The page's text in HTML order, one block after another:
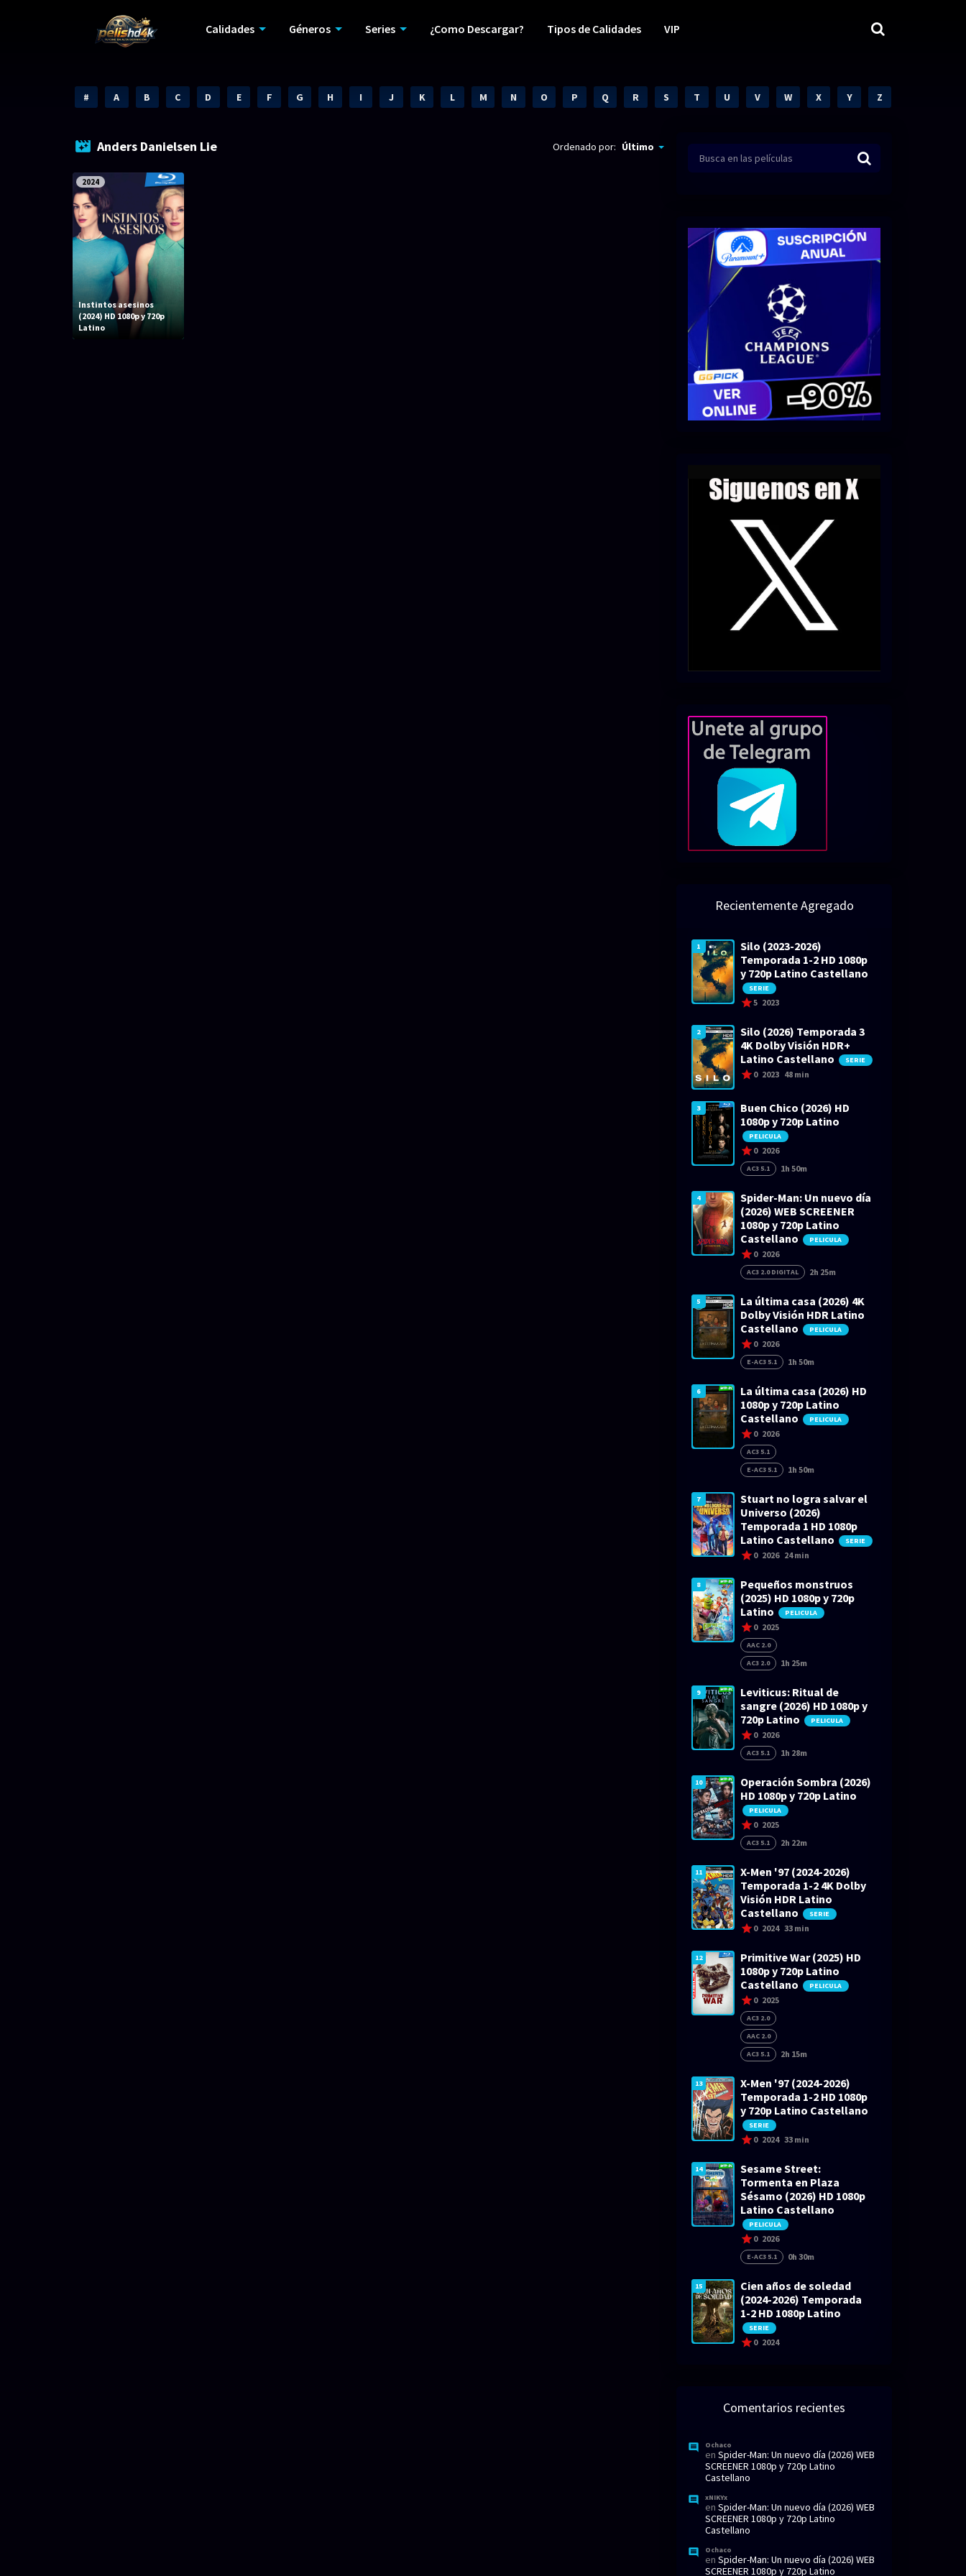
Calidades Géneros Series ¿Como Descargar? Tipos de Calidades VIP
# A B C D E F G H I J K L M N O P Q R S T U V W X Y Z
Anders Danielsen Lie Ordenado por: Último
2024
Instintos asesinos
(2024) HD 1080p y 720p
Latino
Recientemente Agregado
1
Silo (2023-2026)
Temporada 1-2 HD 1080p
y 720p Latino Castellano
SERIE
5 2023
2
Silo (2026) Temporada 3
4K Dolby Visión HDR+
Latino Castellano
SERIE
0 2023 48 min
3
Buen Chico (2026) HD
1080p y 720p Latino
PELICULA
0 2026
AC3 5.1 1h 50m
4
Spider-Man: Un nuevo día
(2026) WEB SCREENER
1080p y 720p Latino
Castellano
PELICULA
0 2026
AC3 2.0 DIGITAL 2h 25m
5
La última casa (2026) 4K
Dolby Visión HDR Latino
Castellano
PELICULA
0 2026
E-AC3 5.1 1h 50m
6
La última casa (2026) HD
1080p y 720p Latino
Castellano
PELICULA
0 2026
AC3 5.1
E-AC3 5.1
1h 50m
7
Stuart no logra salvar el
Universo (2026)
Temporada 1 HD 1080p
Latino Castellano
SERIE
0 2026 24 min
8
Pequeños monstruos
(2025) HD 1080p y 720p
Latino
PELICULA
0 2025
AAC 2.0
AC3 2.0
1h 25m
9
Leviticus: Ritual de
sangre (2026) HD 1080p y
720p Latino
PELICULA
0 2026
AC3 5.1 1h 28m
10
Operación Sombra (2026)
HD 1080p y 720p Latino
PELICULA
0 2025
AC3 5.1 2h 22m
11
X-Men '97 (2024-2026)
Temporada 1-2 4K Dolby
Visión HDR Latino
Castellano
SERIE
0 2024 33 min
12
Primitive War (2025) HD
1080p y 720p Latino
Castellano
PELICULA
0 2025
AC3 2.0
AAC 2.0
AC3 5.1
2h 15m
13
X-Men '97 (2024-2026)
Temporada 1-2 HD 1080p
y 720p Latino Castellano
SERIE
0 2024 33 min
14
Sesame Street:
Tormenta en Plaza
Sésamo (2026) HD 1080p
Latino Castellano
PELICULA
0 2026
E-AC3 5.1 0h 30m
15
Cien años de soledad
(2024-2026) Temporada
1-2 HD 1080p Latino
SERIE
0 2024
Comentarios recientes
Ochaco
en Spider-Man: Un nuevo día (2026) WEB
SCREENER 1080p y 720p Latino
Castellano
xNIKYx
en Spider-Man: Un nuevo día (2026) WEB
SCREENER 1080p y 720p Latino
Castellano
Ochaco
en Spider-Man: Un nuevo día (2026) WEB
SCREENER 1080p y 720p Latino